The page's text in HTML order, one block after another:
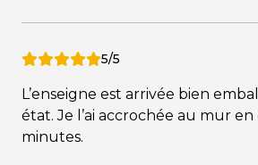
5/5
L’enseigne est arrivée bien
état. Je l’ai accrochée au mur
minutes.